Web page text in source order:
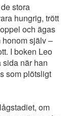
stora
hungrig, trött
och ägas
själv –
I boken Leo
när han
som plötsligt
om